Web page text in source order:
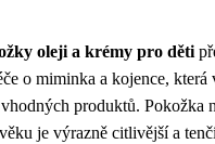
oleji a krémy pro děti
o miminka a kojence,
produktů. Pokožka
je výrazně citlivější a